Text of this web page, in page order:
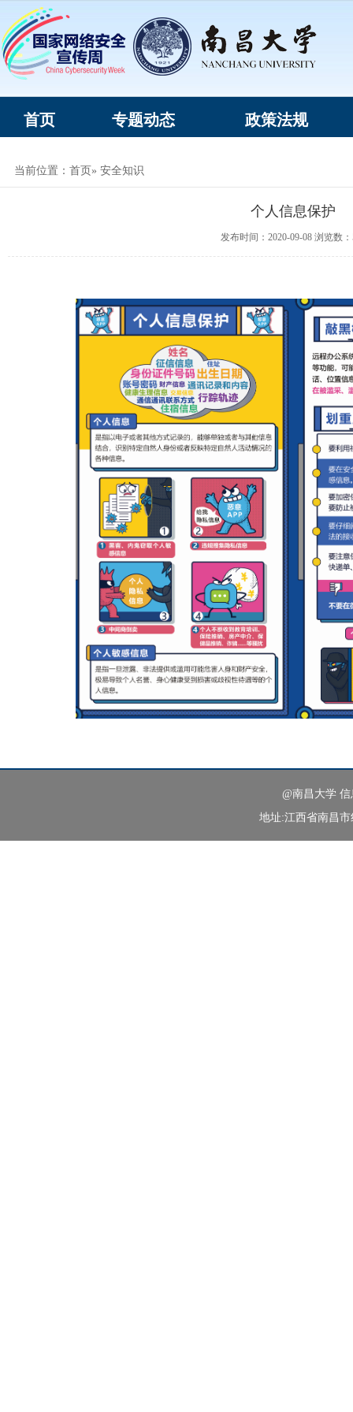
首页 专题动态 政策法规
当前位置： 首页 » 安全知识
个人信息保护
发布时间：2020-09-08 浏览数：
@南昌大学
地址:江西省南昌市